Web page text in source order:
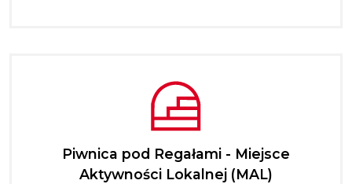
Piwnica pod Regałami - Miejsce
Aktywności Lokalnej (MAL)